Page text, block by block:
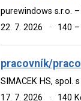
purewindows s.r.o.
22. 7. 2026
· 140
pracovník/
SIMACEK HS, spol.
17. 7. 2026
· 140